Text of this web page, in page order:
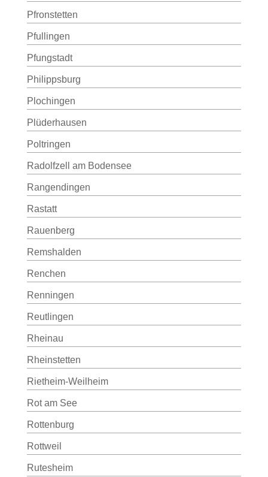
Pfronstetten
Pfullingen
Pfungstadt
Philippsburg
Plochingen
Plüderhausen
Poltringen
Radolfzell am Bodensee
Rangendingen
Rastatt
Rauenberg
Remshalden
Renchen
Renningen
Reutlingen
Rheinau
Rheinstetten
Rietheim-Weilheim
Rot am See
Rottenburg
Rottweil
Rutesheim